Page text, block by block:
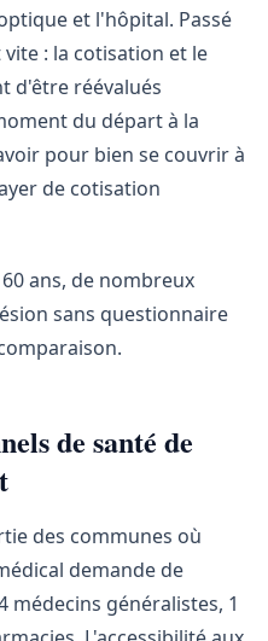
et l'hôpital. Passé
: la cotisation et le
d'être réévalués
du départ à la
pour bien se couvrir à
de cotisation
ans, de nombreux
sans questionnaire
de santé de
des communes où
demande de
médecins généralistes, 1